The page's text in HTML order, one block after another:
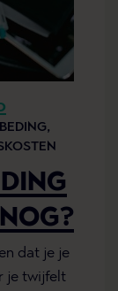
dat je je
je twijfelt